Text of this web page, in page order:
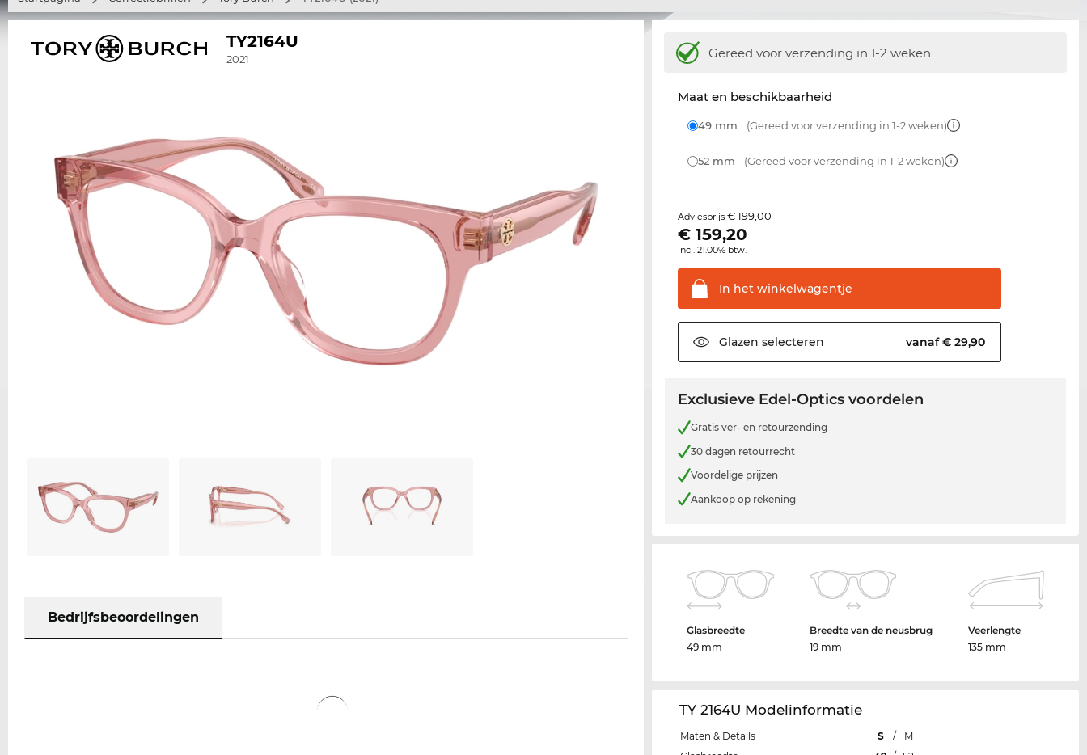
TY2164U
2021
Bedrijfsbeoordelingen
Gereed voor verzending in 1-2 weken
Maat en beschikbaarheid
49 mm (Gereed voor verzending in 1-2 weken)
52 mm (Gereed voor verzending in 1-2 weken)
Adviesprijs€ 199,00
€159,20
incl. 21.00% btw.
In het winkelwagentje
Glazen selecteren vanaf € 29,90
Exclusieve Edel-Optics voordelen
Gratis ver- en retourzending
30 dagen retourrecht
Voordelige prijzen
Aankoop op rekening
Glasbreedte
49 mm
Breedte van de neusbrug
19 mm
Veerlengte
135 mm
TY 2164U Modelinformatie
Maten & Details S /
M